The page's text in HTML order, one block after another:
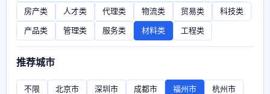
房产类 人才类 代理类 物流类 贸易类 科技类
产品类 管理类 服务类 材料类 工程类
推荐城市
不限 北京市 深圳市 成都市 福州市 杭州市